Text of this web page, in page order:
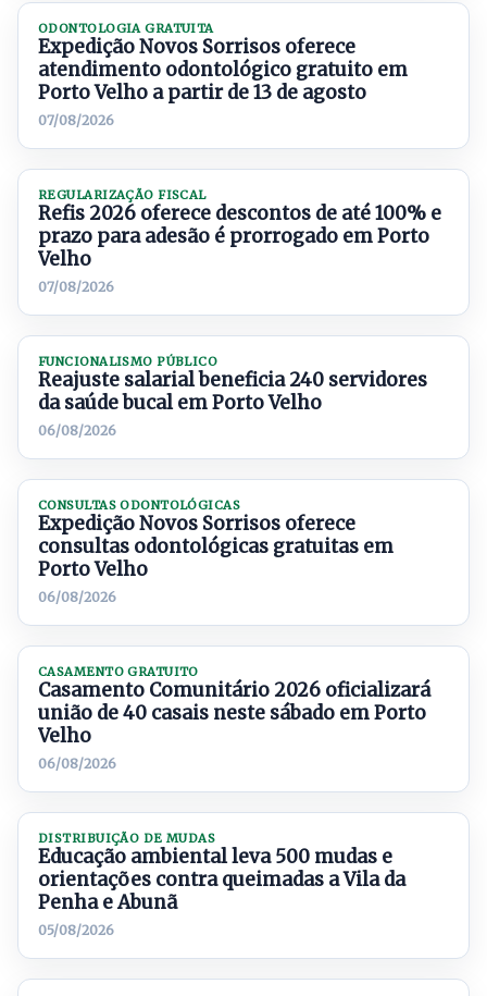
ODONTOLOGIA GRATUITA
Expedição Novos Sorrisos oferece
atendimento odontológico gratuito em
Porto Velho a partir de 13 de agosto
07/08/2026
REGULARIZAÇÃO FISCAL
Refis 2026 oferece descontos de até 100% e
prazo para adesão é prorrogado em Porto
Velho
07/08/2026
FUNCIONALISMO PÚBLICO
Reajuste salarial beneficia 240 servidores
da saúde bucal em Porto Velho
06/08/2026
CONSULTAS ODONTOLÓGICAS
Expedição Novos Sorrisos oferece
consultas odontológicas gratuitas em
Porto Velho
06/08/2026
CASAMENTO GRATUITO
Casamento Comunitário 2026 oficializará
união de 40 casais neste sábado em Porto
Velho
06/08/2026
DISTRIBUIÇÃO DE MUDAS
Educação ambiental leva 500 mudas e
orientações contra queimadas a Vila da
Penha e Abunã
05/08/2026